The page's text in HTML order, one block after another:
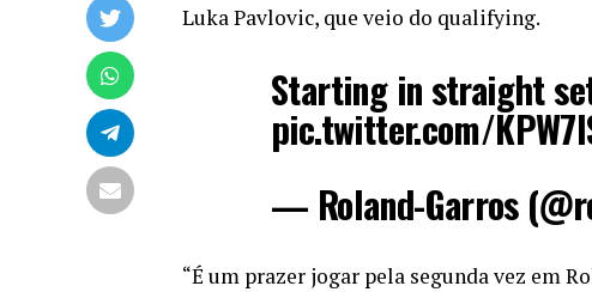
Luka Pavlovic, que veio do qualifying.
Starting in straight
pic.twitter.com/
— Roland-Garros
“É um prazer jogar pela segunda vez em